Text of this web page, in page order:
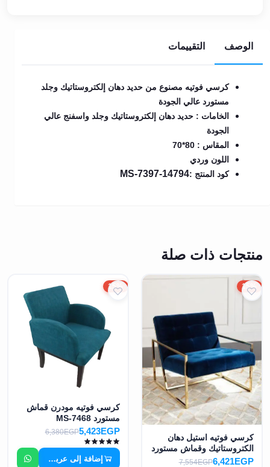
الوصف التقييمات
كرسي فوتيه مصنوع من حديد دهان إلكتروستاتيك وجلد
مستورد عالي الجودة
الخامات : حديد دهان إلكتروستاتيك وجلد واسفنج عالي
الجودة
المقاس : 80*70
اللون وردي
كود المنتج :MS-7397-14794
منتجات ذات صلة
15%
كرسي فوتيه استيل دهان
الكتروستاتيك وقماش مستورد
MS-7379
6,421EGP
7,554EGP
15%
كرسي فوتيه مودرن قماش
مستورد MS-7468
5,423EGP
6,380EGP
إضافة إلى عربة التسوق